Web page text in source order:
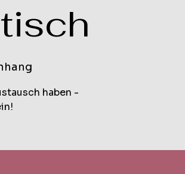
haben -